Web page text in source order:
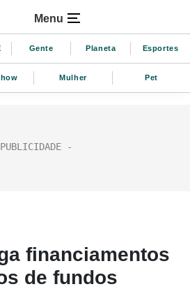
Menu
Gente Planeta Esportes
Mulher Pet
financiamentos
de fundos